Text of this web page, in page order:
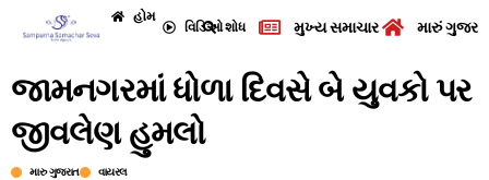
હોમ
વિડિઓશોધ મુખ્ય સમાચાર મારું
જામનગરમાં ધોળા દિવસે બે યુવકો પર
જીવલેણ હુમલો
મારુ ગુજરાત વાયરલ